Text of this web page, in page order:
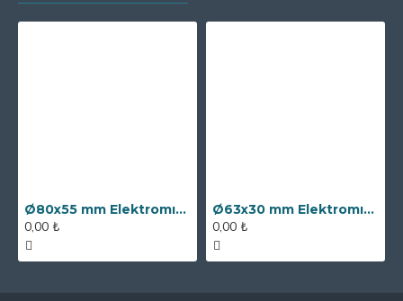
Ø80x55 mm Elektromıknatıs - 250 kg Çekim Gücü
0,00 ₺
Ø63x30 mm Elektromıknatıs - 100 kg Çekim Gücü
0,00 ₺